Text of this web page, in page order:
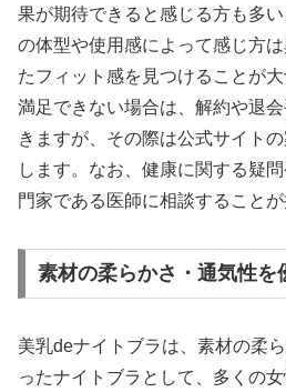
果が期待できると感じる方も多
の体型や使用感によって感じ方
たフィット感を見つけることが
満足できない場合は、解約や退
きますが、その際は公式サイト
します。なお、健康に関する疑
門家である医師に相談することが
素材の柔らかさ・通気性を
美乳deナイトブラは、素材の柔
ったナイトブラとして、多くの